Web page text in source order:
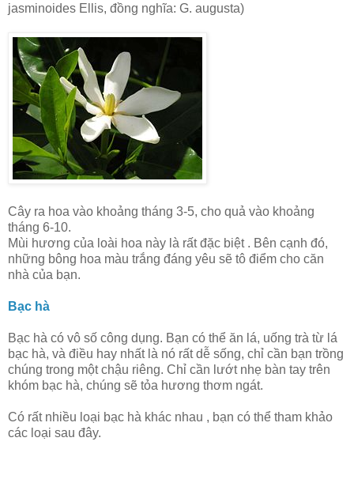
jasminoides Ellis, đồng nghĩa: G. augusta)
Cây ra hoa vào khoảng tháng 3-5, cho quả vào khoảng
tháng 6-10.
Mùi hương của loài hoa này là rất đặc biệt . Bên cạnh đó,
những bông hoa màu trắng đáng yêu sẽ tô điểm cho căn
nhà của bạn.
Bạc hà
Bạc hà có vô số công dụng. Bạn có thể ăn lá, uống trà từ lá
bạc hà, và điều hay nhất là nó rất dễ sống, chỉ cần bạn trồng
chúng trong một chậu riêng. Chỉ cần lướt nhẹ bàn tay trên
khóm bạc hà, chúng sẽ tỏa hương thơm ngát.
Có rất nhiều loại bạc hà khác nhau , bạn có thể tham khảo
các loại sau đây.